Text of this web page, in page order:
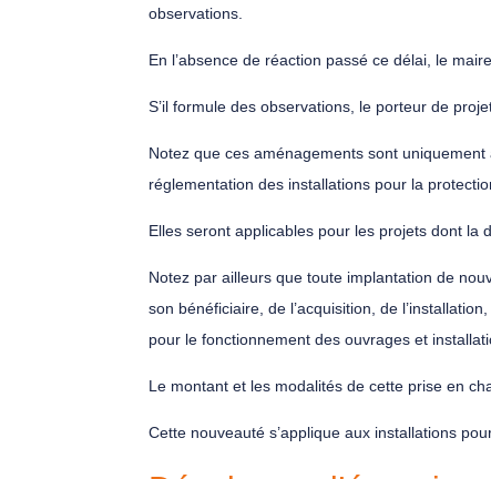
observations.
En l’absence de réaction passé ce délai, le
S’il formule des observations, le porteur de
Notez que ces aménagements sont
réglementation des installations pour la
Elles seront applicables pour les projets dont la
Notez par ailleurs que toute implantation de
son bénéficiaire, de l’acquisition, de
pour le fonctionnement des ouvrages et
Le montant et les modalités de cette prise en
Cette nouveauté s’applique aux installations